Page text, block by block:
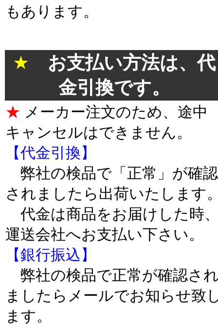
もあります。
★
お支払い方法は、代
金引換です。
★ メーカー注文のため、途中
キャンセルはできません。
【代金引換】
弊社の検品で「正常」が確認
されましたら出荷いたします
代金は商品をお届けした時
運送会社へお支払い下さい
【銀行振込】
弊社の検品で正常が確認さ
ましたらメールでお知らせ致
ます。